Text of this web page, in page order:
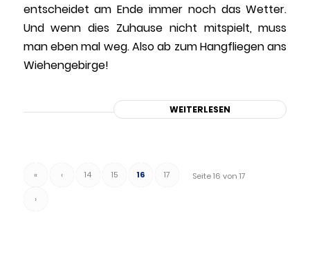
entscheidet am Ende immer noch das Wetter.
Und wenn dies Zuhause nicht mitspielt, muss
man eben mal weg. Also ab zum Hangfliegen ans
Wiehengebirge!
WEITERLESEN
Seite 16 von 17
« ‹ 14 15 16 17
›